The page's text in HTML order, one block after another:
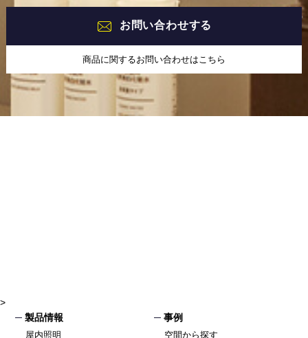
お問い合わせする
商品に関するお問い合わせはこちら
>
製品情報
屋内照明
事例
空間から探す